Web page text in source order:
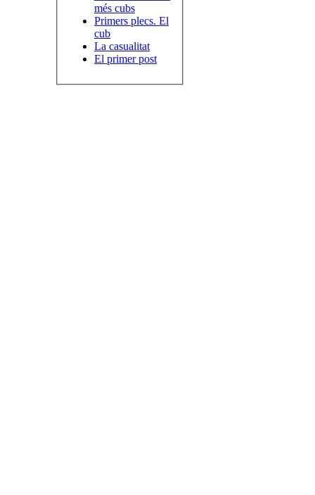
més cubs
Primers plecs. El
cub
La casualitat
El primer post